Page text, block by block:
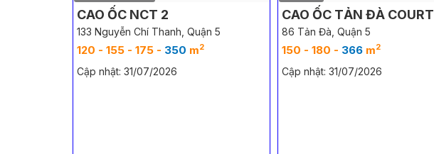
CAO ỐC NCT 2
133 Nguyễn Chí Thanh, Quận 5
120 - 155 - 175 - 350 m2
Cập nhật: 31/07/2026
CAO ỐC TẢN ĐÀ COURT
86 Tản Đà, Quận 5
150 - 180 - 366m2
Cập nhật: 31/07/2026